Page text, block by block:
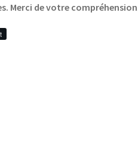
Merci de votre